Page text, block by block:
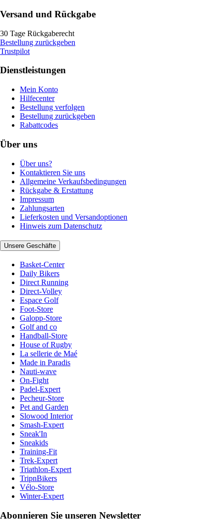
Versand und Rückgabe
30 Tage Rückgaberecht
Bestellung zurückgeben
Trustpilot
Dienstleistungen
Mein Konto
Hilfecenter
Bestellung verfolgen
Bestellung zurückgeben
Rabattcodes
Über uns
Über uns?
Kontaktieren Sie uns
Allgemeine Verkaufsbedingungen
Rückgabe & Erstattung
Impressum
Zahlungsarten
Lieferkosten und Versandoptionen
Hinweis zum Datenschutz
Unsere Geschäfte
Basket-Center
Daily Bikers
Direct Running
Direct-Volley
Espace Golf
Foot-Store
Galopp-Store
Golf and co
Handball-Store
House of Rugby
La sellerie de Maé
Made in Paradis
Nauti-wave
On-Fight
Padel-Expert
Pecheur-Store
Pet and Garden
Slowood Interior
Smash-Expert
Sneak'In
Sneakids
Training-Fit
Trek-Expert
Triathlon-Expert
TripnBikers
Vélo-Store
Winter-Expert
Abonnieren Sie unseren Newsletter